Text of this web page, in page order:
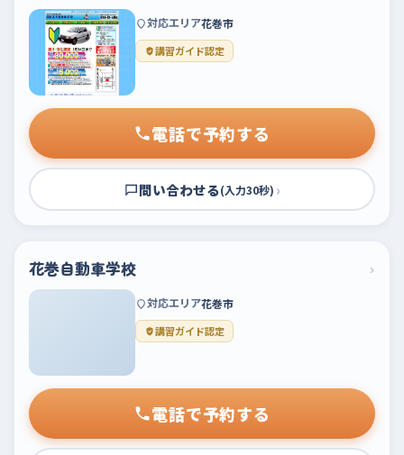
対応エリア花巻市
講習ガイド認定
電話で予約する
問い合わせる(入力30秒) ›
花巻自動車学校 ›
対応エリア花巻市
講習ガイド認定
電話で予約する